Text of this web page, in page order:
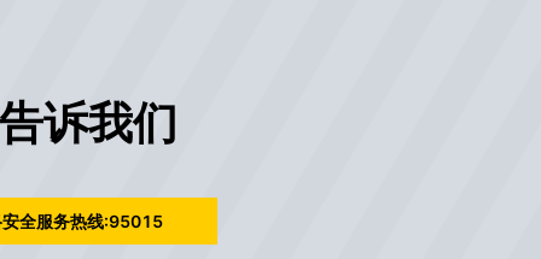
诉我们
安全服务热线:95015